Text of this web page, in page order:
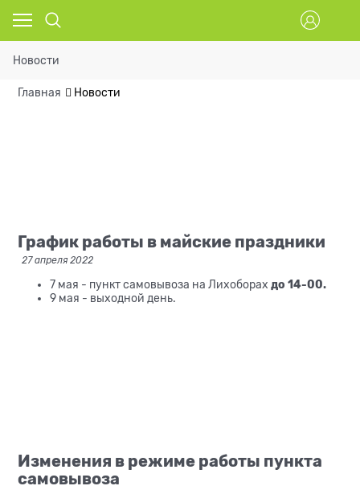
Новости
Главная Новости
График работы в майские праздники
27 апреля 2022
7 мая - пункт самовывоза на Лихоборах до 14-00.
9 мая - выходной день.
Изменения в режиме работы пункта
самовывоза